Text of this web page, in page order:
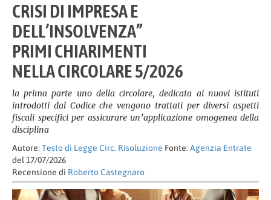
CRISI DI IMPRESA E
DELL’INSOLVENZA”
PRIMI CHIARIMENTI
NELLA CIRCOLARE 5/2026
la prima parte uno della circolare, dedicata ai nuovi istituti
introdotti dal Codice che vengono trattati per diversi aspetti
fiscali specifici per assicurare un’applicazione omogenea della
disciplina
Autore: Testo di Legge Circ. Risoluzione Fonte: Agenzia Entrate
del 17/07/2026
Recensione di Roberto Castegnaro